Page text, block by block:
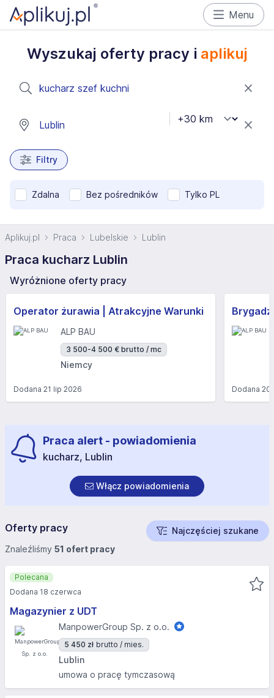
Menu
Wyszukaj oferty pracy i aplikuj
Filtry
Zdalna Bez pośredników Tylko PL
Aplikuj.pl Praca Lubelskie Lublin
Praca kucharz Lublin
Wyróżnione oferty pracy
Operator żurawia | Atrakcyjne Warunki
ALP BAU
3 500-4 500 € brutto / mc
Niemcy
Dodana 21 lip 2026 Dodana20
Praca alert - powiadomienia
kucharz, Lublin
Włącz powiadomienia
Oferty pracy
Najczęściej szukane
Znaleźliśmy 51 ofert pracy
Magazynier z UDT
ManpowerGroup Sp. z o.o.
5 450 zł brutto / mies.
Lublin
umowa o pracę tymczasową
Polecana
Dodana 18 czerwca